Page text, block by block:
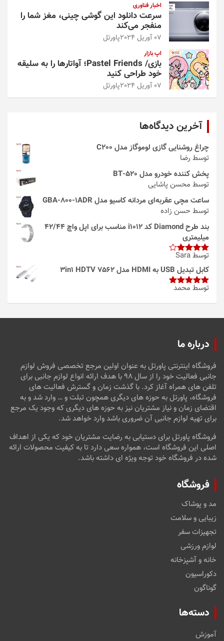
اخبار فناوری
سرعت دانلود این گوشی چینی، مغز شما را
منفجر می‌کند
07 آوریل 2024 پاورتل
اپ بازار
بازی/ Pastel Friends؛ آواتارها را به سلیقه
خود طراحی کنید
07 آوریل 2024 پاورتل
آخرین دیدگاه‌ها
چراغ روشنایی گازی لوموگاز مدل C200
توسط رضا
پخش کننده خودرو مدل 520-BT
توسط محسن پاشایی
ساعت مچی عقربه‌ای مردانه کاسیو مدل GBA-800-1ADR
توسط حسن زاده
بند طرح Diamond کد i1012 مناسب برای اپل واچ 42/44
میلیمتری
امتیاز4
از 5
توسط Sara
کابل تبدیل USB به HDMI مدل 3in1 HDTV 7562
امتیاز5از
توسط محمد
درباره ما
فروشگاه اینترنتی پاورتل به عنوان اولین مرجع تخصصی فروش لوازم
جانبی فعالیت خود را از سال ۹۸ با هدف ارائه انواع لوازم جانبی برای
تلفن های همراه آغاز کرد. با گذشت زمان و گسترش فعالیت های
فروشگاه، پاورتل به حوزه های دیگری همچون تبلت و … وارد شد و به
اقتضای زمان و نیاز مشتریان نیز به حوزه های دیگری که وجود یک مرجع
برای تهیه لوازم جانبی آن ضروری باشد وارد خواهد شد.
فروشگاه پاورتل برای دستیابی به رضایت مشتریان خود که یکی از اهداف
اصلی این فروشگاه است، همواره سعی دارد تا به کیفیت محصولات ارائه
شده در فروشگاه خود توجه ویژه ای داشته باشد.
فروشگاه
مد و پوشاک
زیبایی و سلامت
تجهیزات سفر
لوازم ورزشی
خانه و آشپزخانه
دکوراسیون
گوناگون
دسته‌ها
آموزش